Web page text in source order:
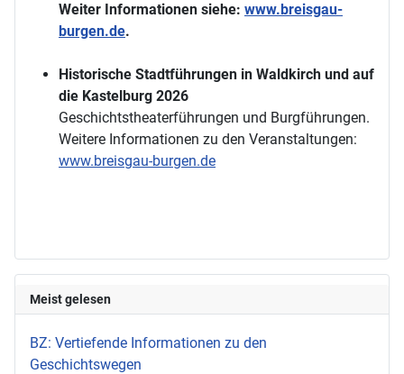
Weiter Informationen siehe: www.breisgau-
burgen.de.
Historische Stadtführungen in Waldkirch und auf
die Kastelburg 2026
Geschichtstheaterführungen und Burgführungen.
Weitere Informationen zu den Veranstaltungen:
www.breisgau-burgen.de
Meist gelesen
BZ: Vertiefende Informationen zu den
Geschichtswegen